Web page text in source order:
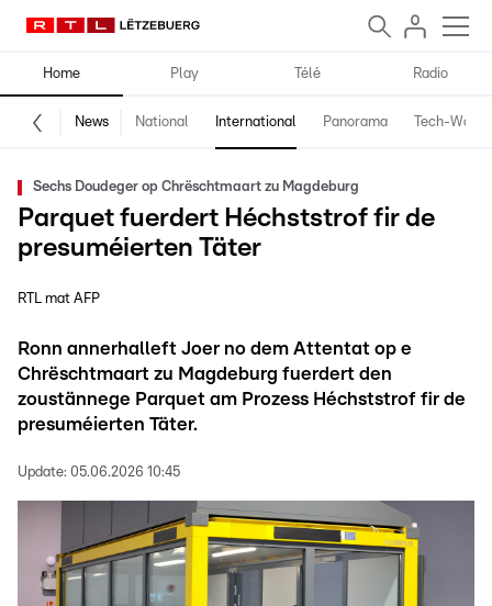
Home Play Télé Radio
News National International Panorama Tech-World
Sechs Doudeger op Chrëschtmaart zu Magdeburg
Parquet fuerdert Héchststrof fir de
presuméierten Täter
RTL mat AFP
Ronn annerhalleft Joer no dem Attentat op e
Chrëschtmaart zu Magdeburg fuerdert den
zoustännege Parquet am Prozess Héchststrof fir de
presuméierten Täter.
Update: 05.06.2026 10:45